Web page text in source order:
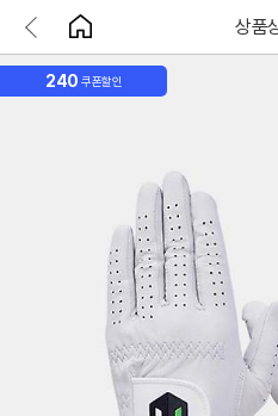
상품
240 쿠폰할인